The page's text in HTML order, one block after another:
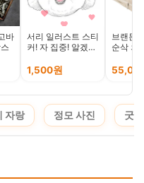
바
서리 일러스트 스티
커! 자 집중! 알겠
1,500원
브랜든
순삭 의
우치 2
자랑 정모 사진 굿